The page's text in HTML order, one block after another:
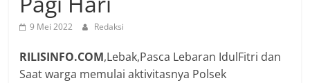
9 Mei 2022 Redaksi
RILISINFO.COM,Lebak,Pasca Lebaran IdulFitri dan
Saat warga memulai aktivitasnya Polsek